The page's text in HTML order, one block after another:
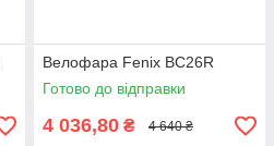
Велофара Fenix BC26R
Готово до відправки
4 036,80 ₴ 4 640 ₴